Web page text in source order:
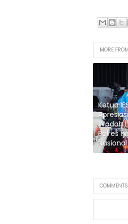
MORE
Ketua
Wadah
Polres
Nasional
COMMENTS